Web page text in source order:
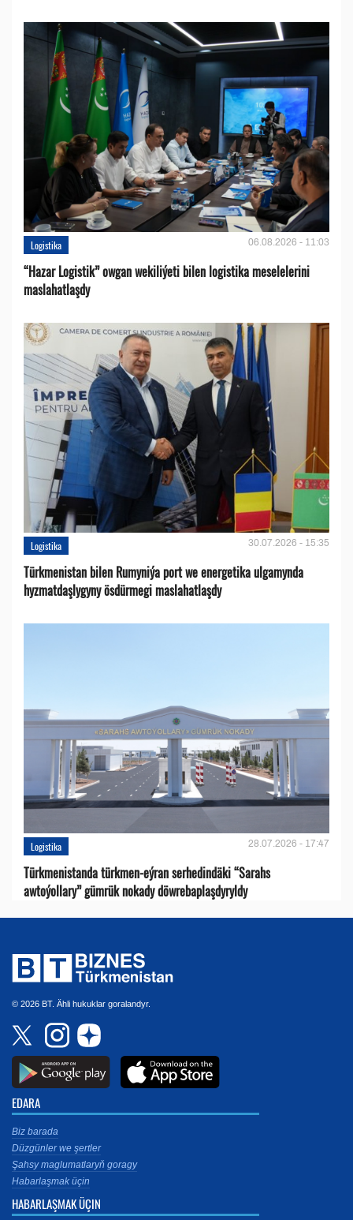
Logistika 06.08.2026 - 11:03
“Hazar Logistik” owgan wekiliýeti bilen logistika meselelerini
maslahatlaşdy
Logistika 30.07.2026 - 15:35
Türkmenistan bilen Rumyniýa port we energetika ulgamynda
hyzmatdaşlygyny ösdürmegi maslahatlaşdy
Logistika 28.07.2026 - 17:47
Türkmenistanda türkmen-eýran serhedindäki “Sarahs
awtoýollary” gümrük nokady döwrebaplaşdyryldy
© 2026 BT. Ähli hukuklar goralandyr.
EDARA
Biz barada
Düzgünler we şertler
Şahsy maglumatlaryň goragy
Habarlaşmak üçin
HABARLAŞMAK ÜÇIN